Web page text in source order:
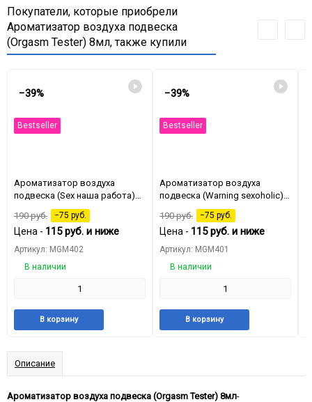
Покупатели, которые приобрели
Ароматизатор воздуха подвеска
(Orgasm Tester) 8мл, также купили
−39%
Bestseller
Ароматизатор воздуха
подвеска (Sex наша работа)
190руб. −75 руб.
Цена - 115руб. и ниже
Артикул: MGM402
В наличии
В корзину
−39%
Bestseller
Ароматизатор воздуха
подвеска (Warning sexoholic)
190руб. −75 руб.
Цена - 115руб. и ниже
Артикул: MGM401
В наличии
В корзину
Описание
Ароматизатор воздуха подвеска (Orgasm Tester) 8мл-